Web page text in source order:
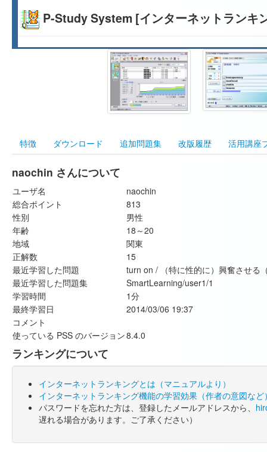
P-Study System [インターネットランキ
特徴 ダウンロード 追加問題集 改版履歴 活用講座
naochin さんについて
ユーザ名
naochin
総合ポイント
813
性別
男性
年齢
18～20
地域
関東
正解数
15
最近学習した問題
turn on / （特に性的に）興奮させる
最近学習した問題集
SmartLearning/user1/1
学習時間
1分
最終学習日
2014/03/06 19:37
コメント
使っている PSS のバージョン8.4.0
ランキングについて
インターネットランキングとは（マニュアルより）
インターネットランキング機能の学習効果（作者の意図など
パスワードを忘れた方は、登録したメールアドレスから、
遅れる場合があります。ご了承ください）